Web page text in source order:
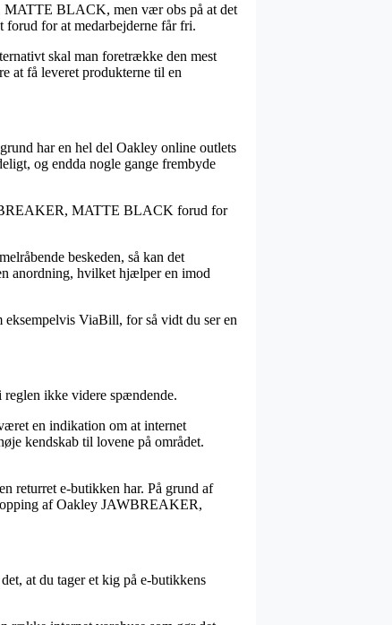
MATTE BLACK, men vær obs på at det
forud for at medarbejderne får fri.
skal man foretrække den mest
at få leveret produkterne til en
har en hel del Oakley online outlets
og endda nogle gange frembyde
MATTE BLACK forud for
beskeden, så kan det
anordning, hvilket hjælper en imod
ViaBill, for så vidt du ser en
reglen ikke videre spændende.
en indikation om at internet
kendskab til lovene på området.
returret e-butikken har. På grund af
af Oakley JAWBREAKER,
at du tager et kig på e-butikkens